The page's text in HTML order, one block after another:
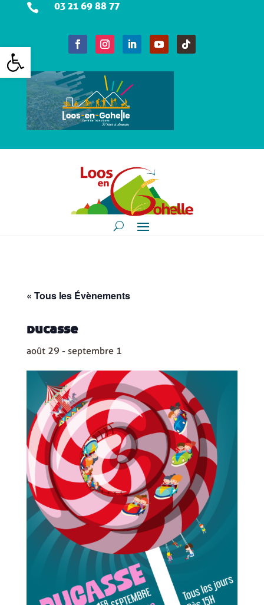
Ouvrir la barre d’outils
 03 21 69 88 77
« Tous les Évènements
ducasse
août 29 -septembre 1